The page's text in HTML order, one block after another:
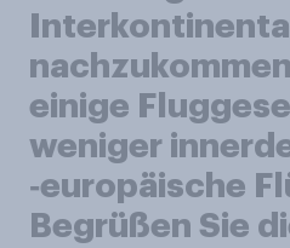
einige
weniger
‑europäische
Begrüßen Sie